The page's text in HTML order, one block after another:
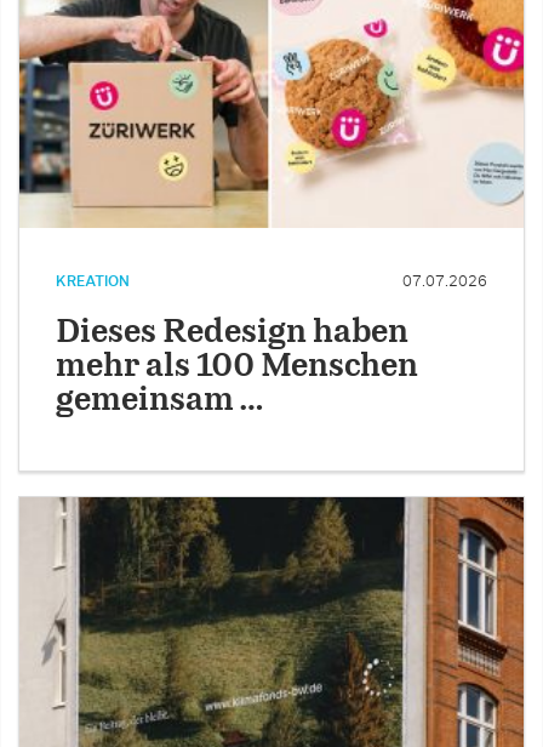
KREATION 07.07.2026
Dieses Redesign haben
mehr als 100 Menschen
gemeinsam …